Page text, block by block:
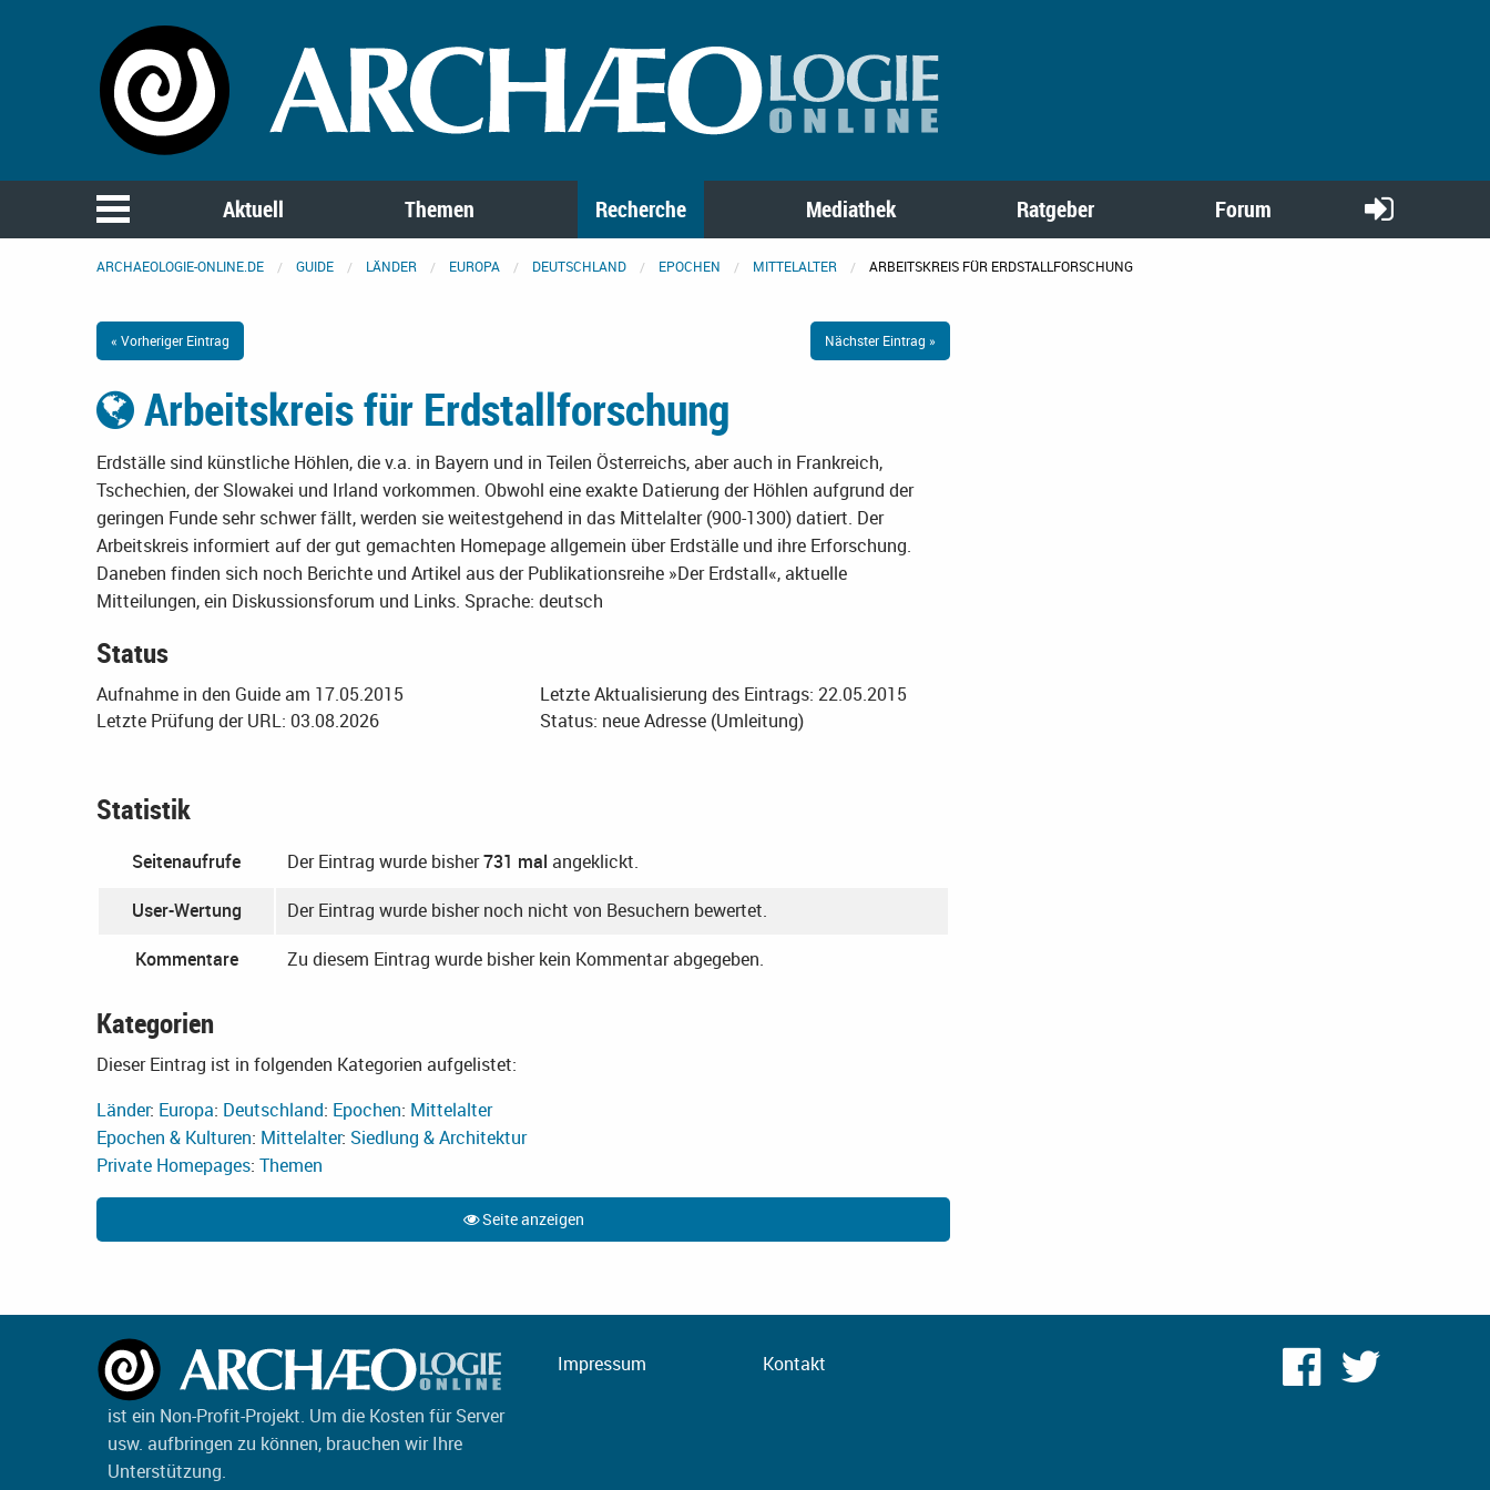
Aktuell Themen Recherche Mediathek Ratgeber Forum
ARCHAEOLOGIE-ONLINE.DE GUIDE LÄNDER EUROPA DEUTSCHLAND EPOCHEN MITTELALTER ARBEITSKREIS FÜR ERDSTALLFORSCHUNG
« Vorheriger Eintrag Nächster Eintrag »
Arbeitskreis für Erdstallforschung
Erdställe sind künstliche Höhlen, die v.a. in Bayern und in Teilen Österreichs, aber auch in Frankreich,
Tschechien, der Slowakei und Irland vorkommen. Obwohl eine exakte Datierung der Höhlen aufgrund der
geringen Funde sehr schwer fällt, werden sie weitestgehend in das Mittelalter (900-1300) datiert. Der
Arbeitskreis informiert auf der gut gemachten Homepage allgemein über Erdställe und ihre Erforschung.
Daneben finden sich noch Berichte und Artikel aus der Publikationsreihe »Der Erdstall«, aktuelle
Mitteilungen, ein Diskussionsforum und Links. Sprache: deutsch
Status
Aufnahme in den Guide am 17.05.2015
Letzte Aktualisierung des Eintrags: 22.05.2015
Letzte Prüfung der URL: 03.08.2026
Status: neue Adresse (Umleitung)
Statistik
Seitenaufrufe Der Eintrag wurde bisher731 mal angeklickt.
User-Wertung
Der Eintrag wurde bisher noch nicht von Besuchern bewertet.
Kommentare
Zu diesem Eintrag wurde bisher kein Kommentar abgegeben.
Kategorien
Dieser Eintrag ist in folgenden Kategorien aufgelistet:
Länder: Europa: Deutschland: Epochen: Mittelalter
Epochen & Kulturen: Mittelalter: Siedlung & Architektur
Private Homepages: Themen
Seite anzeigen
ist ein Non-Profit-Projekt. Um die Kosten für Server
usw. aufbringen zu können, brauchen wir Ihre
Unterstützung.
Impressum Kontakt